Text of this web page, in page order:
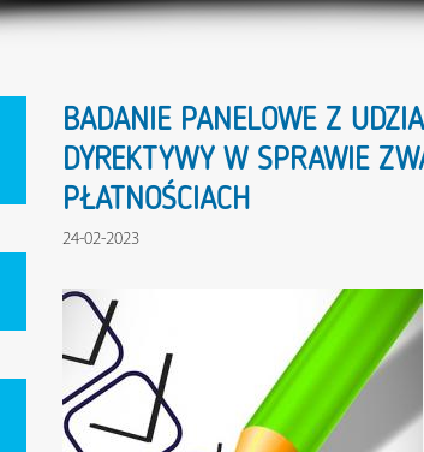
BADANIE PANELOWE Z
DYREKTYWY W SPRAWIE
PŁATNOŚCIACH
24-02-2023